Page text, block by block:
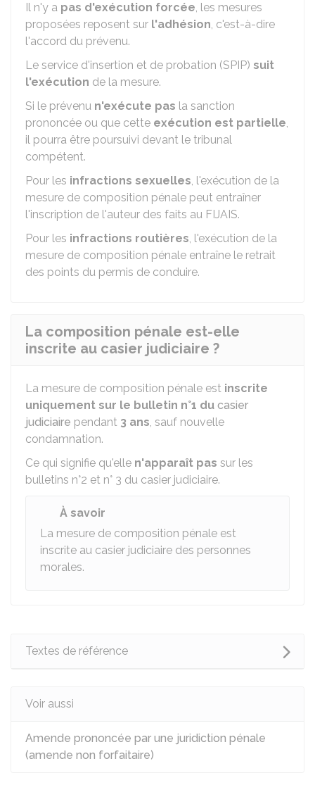
Il n'y a pas d'exécution forcée, les mesures
proposées reposent sur l'adhésion, c'est-à-dire
l'accord du prévenu.
Le service d'insertion et de probation (SPIP) suit
l'exécution de la mesure.
Si le prévenu n'exécute pas la sanction
prononcée ou que cette exécution est partielle,
il pourra être poursuivi devant le tribunal
compétent.
Pour les infractions sexuelles, l'exécution de la
mesure de composition pénale peut entraîner
l'inscription de l'auteur des faits au FIJAIS.
Pour les infractions routières, l'exécution de la
mesure de composition pénale entraîne le retrait
des points du permis de conduire.
La composition pénale est-elle
inscrite au casier judiciaire ?
La mesure de composition pénale est inscrite
uniquement sur le bulletin n°1 du casier
judiciaire pendant 3 ans, sauf nouvelle
condamnation.
Ce qui signifie qu'elle n'apparaît pas sur les
bulletins n°2 et n° 3 du casier judiciaire.
À savoir
La mesure de composition pénale est
inscrite au casier judiciaire des personnes
morales.
Textes de référence
Voir aussi
Amende prononcée par une juridiction pénale
(amende non forfaitaire)